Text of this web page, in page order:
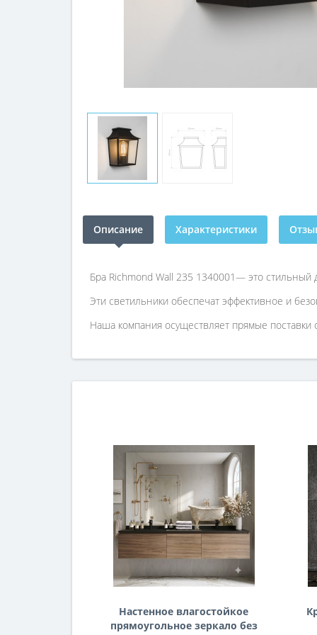
Описание Характеристики
Бра Richmond Wall 235 1340001— это стильный
Эти светильники обеспечат эффективное и
Наша компания осуществляет прямые
Настенное влагостойкое
прямоугольное зеркало без